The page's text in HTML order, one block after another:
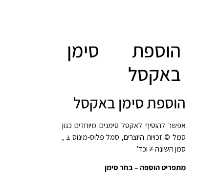
הוספת סימן
באקסל
הוספת סימן באקסל
אפשר להוסיף לאקסל סימנים מיוחדים כגון
סמל © זכויות היוצרים, סמל פלוס-מינוס ± ,
סמן השונה ≠ וכד'
מתפריט הוספה – בחר סימן